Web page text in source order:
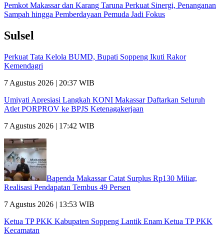
Pemkot Makassar dan Karang Taruna Perkuat Sinergi, Penanganan
Sampah hingga Pemberdayaan Pemuda Jadi Fokus
Sulsel
Perkuat Tata Kelola BUMD, Bupati Soppeng Ikuti Rakor
Kemendagri
7 Agustus 2026 | 20:37 WIB
Umiyati Apresiasi Langkah KONI Makassar Daftarkan Seluruh
Atlet PORPROV ke BPJS Ketenagakerjaan
7 Agustus 2026 | 17:42 WIB
Bapenda Makassar Catat Surplus Rp130 Miliar,
Realisasi Pendapatan Tembus 49 Persen
7 Agustus 2026 | 13:53 WIB
Ketua TP PKK Kabupaten Soppeng Lantik Enam Ketua TP PKK
Kecamatan